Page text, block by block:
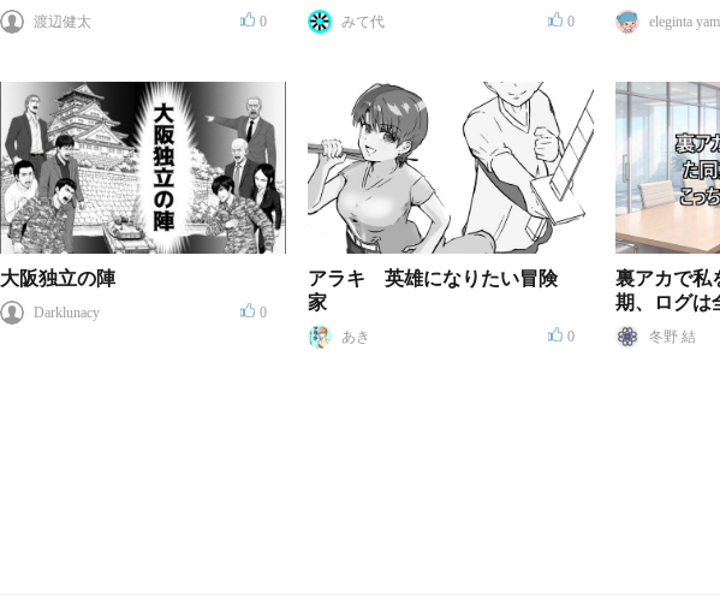
渡辺健太 0 みて代 0 eleginta
大阪独立の陣
Darklunacy 0
アラキ 英雄になりたい冒険
家
あき 0
裏アカで私
期、ログは
てます冬野 結